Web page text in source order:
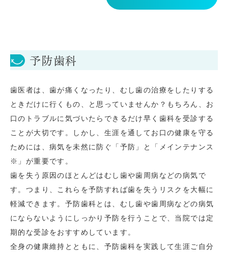
予防歯科
歯医者は、歯が痛くなったり、むし歯の治療をしたりする
ときだけに行くもの、と思っていませんか？もちろん、お
口のトラブルに気づいたらできるだけ早く歯科を受診する
ことが大切です。しかし、生涯を通してお口の健康を守る
ためには、病気を未然に防ぐ「予防」と「メインテナンス
※」が重要です。
歯を失う原因のほとんどはむし歯や歯周病などの病気で
す。つまり、これらを予防すれば歯を失うリスクを大幅に
軽減できます。予防歯科とは、むし歯や歯周病などの病気
にならないようにしっかり予防を行うことで、当院では定
期的な受診をおすすめしています。
全身の健康維持とともに、予防歯科を実践して生涯ご自分